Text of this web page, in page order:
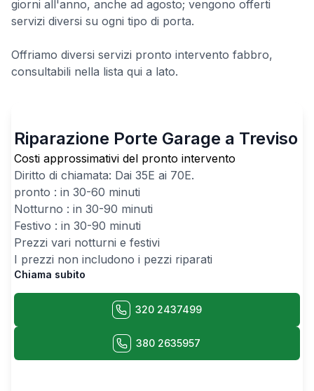
giorni all'anno, anche ad agosto; vengono offerti
servizi diversi su ogni tipo di porta.
Offriamo diversi servizi pronto intervento fabbro,
consultabili nella lista qui a lato.
Riparazione Porte Garage a Treviso
Costi approssimativi del pronto intervento
Diritto di chiamata: Dai 35E ai 70E.
pronto : in 30-60 minuti
Notturno : in 30-90 minuti
Festivo : in 30-90 minuti
Prezzi vari notturni e festivi
I prezzi non includono i pezzi riparati
Chiama subito
320 2437499
380 2635957